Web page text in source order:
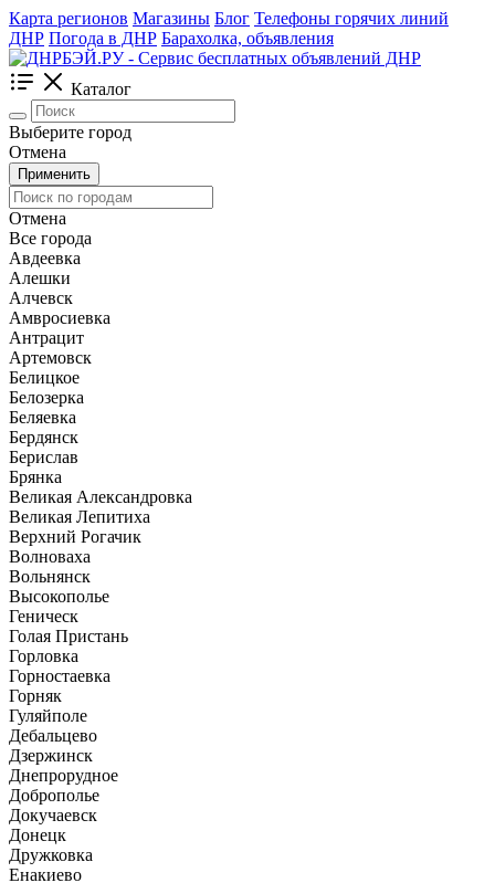
Карта регионов Магазины Блог Телефоны горячих линий
ДНР Погода в ДНР Барахолка, объявления
Каталог
Выберите город
Отмена
Применить
Отмена
Все города
Авдеевка
Алешки
Алчевск
Амвросиевка
Антрацит
Артемовск
Белицкое
Белозерка
Беляевка
Бердянск
Берислав
Брянка
Великая Александровка
Великая Лепитиха
Верхний Рогачик
Волноваха
Вольнянск
Высокополье
Геническ
Голая Пристань
Горловка
Горностаевка
Горняк
Гуляйполе
Дебальцево
Дзержинск
Днепрорудное
Доброполье
Докучаевск
Донецк
Дружковка
Енакиево